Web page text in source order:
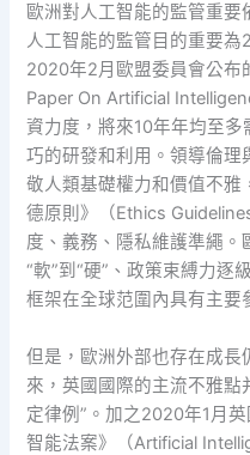
歐洲對人工智能的監管重要
人工智能的監管目的重要為
2020年2月歐盟委員會公布
Paper On Artificial
資力度，將來10年年均至
巧的研發和利用。領導倫理
敬人類基礎權力和價值不雅
德原則》（Ethics
度、義務、隱私維護準繩
“軟”到“硬”、政策束縛力逐
框架在全球范圍內具有主要
但是，歐洲外部也存在成長
來，英國國際的主流不雅點
定律例”。加之2020年1月
智能法案》（Artificial